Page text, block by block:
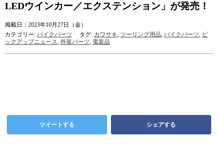
LEDウインカー／エクステンション」が発売！
掲載日：2023年10月27日（金）
カテゴリー: バイクパーツ タグ: カワサキ, ツーリング用品, バイクパーツ, ピ
ックアップニュース, 外装パーツ, 電装品
ツイートする シェアする